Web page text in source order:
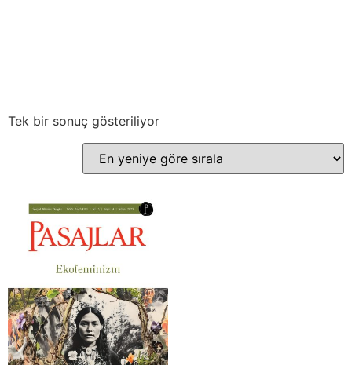
Tek bir sonuç gösteriliyor